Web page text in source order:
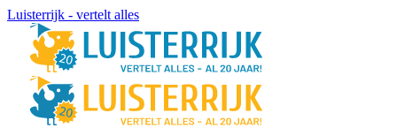
Luisterrijk - vertelt alles